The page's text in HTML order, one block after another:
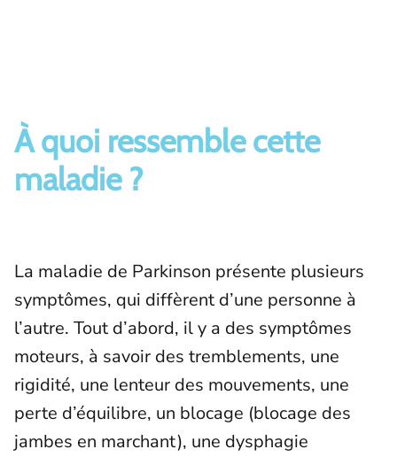
À quoi ressemble cette
maladie ?
La maladie de Parkinson présente plusieurs
symptômes, qui diffèrent d’une personne à
l’autre. Tout d’abord, il y a des symptômes
moteurs, à savoir des tremblements, une
rigidité, une lenteur des mouvements, une
perte d’équilibre, un blocage (blocage des
jambes en marchant), une dysphagie